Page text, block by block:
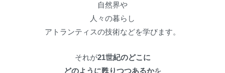
自然界や
人々の暮らし
アトランティスの技術などを学びます。
それが21世紀のどこに
どのように甦りつつあるかを